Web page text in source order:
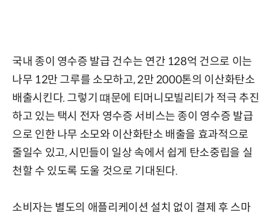
국내 종이 영수증 발급 건수는 연간 128억 건으로 이는
나무 12만 그루를 소모하고, 2만 2000톤의 이산화탄소
배출시킨다. 그렇기 떄문에 티머니모빌리티가 적극 추진
하고 있는 택시 전자 영수증 서비스는 종이 영수증 발급
으로 인한 나무 소모와 이산화탄소 배출을 효과적으로
줄일수 있고, 시민들이 일상 속에서 쉽게 탄소중립을 실
천할 수 있도록 도울 것으로 기대된다.
소비자는 별도의 애플리케이션 설치 없이 결제 후 스마